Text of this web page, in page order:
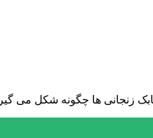
زنجانی ها چگونه شکل می